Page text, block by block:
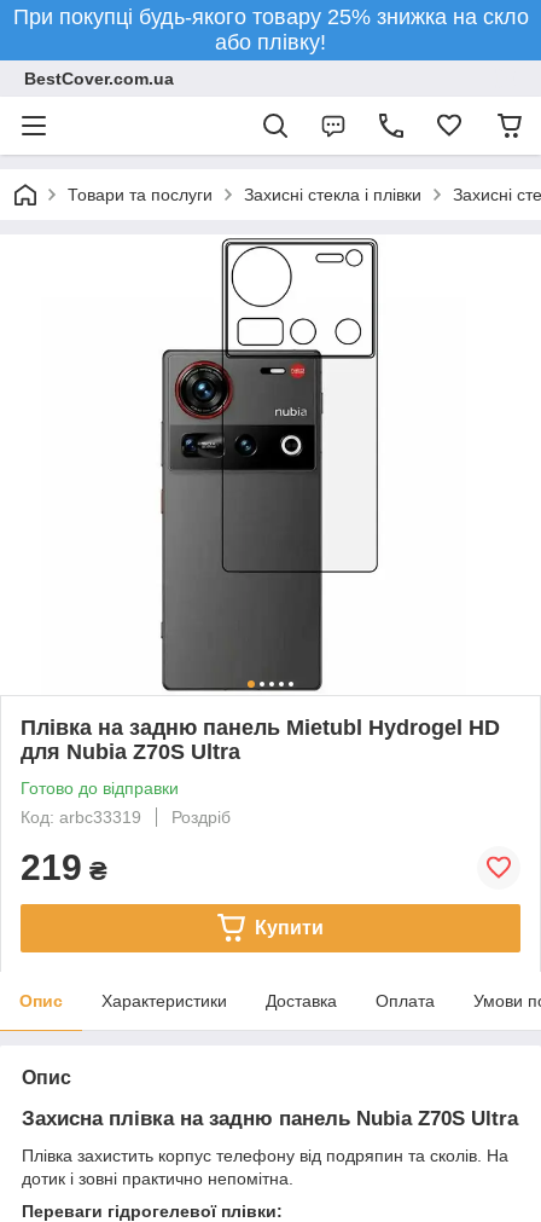
При покупці будь-якого товару 25% знижка на скло
або плівку!
BestCover.com.ua
Товари та послуги Захисні стекла і плівки Захисні
Плівка на задню панель Mietubl Hydrogel HD
для Nubia Z70S Ultra
Готово до відправки
Код: arbc33319
Роздріб
219 ₴
Купити
Опис Характеристики Доставка Оплата Умови
Опис
Захисна плівка на задню панель Nubia Z70S Ultra
Плівка захистить корпус телефону від подряпин та сколів. На
дотик і зовні практично непомітна.
Переваги гідрогелевої плівки: